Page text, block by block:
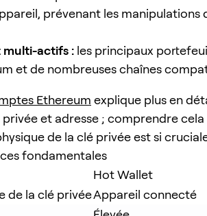
prévenant les manipulations
multi-actifs : les principaux
et de nombreuses chaînes
Ethereum explique plus en
et adresse ; comprendre
de la clé privée est si
fondamentales
Hot Wallet
de la clé privéeAppareil connecté